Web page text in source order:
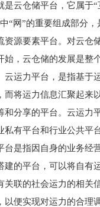
是云仓储平台，它属于“
“网”的重要组成部分
资源要素平台。对云仓
始，云仓储的发展是整
云运力平台，是指基于
而将运力信息汇聚起来
和分享的平台。云运力
私有平台和行业公共平
台是指因自身的业务经
建的平台，可以将自有
关联的社会运力的相关
以便实现对运力的合理